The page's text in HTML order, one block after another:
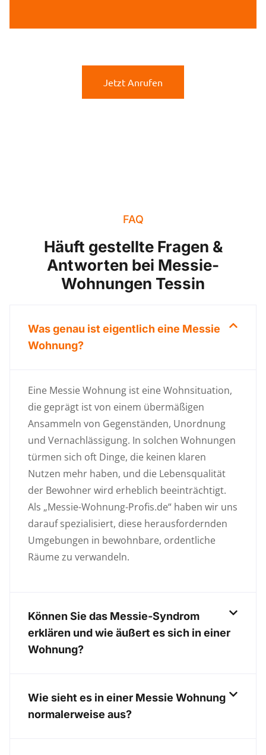
Jetzt Anrufen
FAQ
Häuft gestellte Fragen &
Antworten bei Messie-
Wohnungen Tessin
Was genau ist eigentlich eine Messie
Wohnung?
Eine Messie Wohnung ist eine Wohnsituation,
die geprägt ist von einem übermäßigen
Ansammeln von Gegenständen, Unordnung
und Vernachlässigung. In solchen Wohnungen
türmen sich oft Dinge, die keinen klaren
Nutzen mehr haben, und die Lebensqualität
der Bewohner wird erheblich beeinträchtigt.
Als „Messie-Wohnung-Profis.de“ haben wir uns
darauf spezialisiert, diese herausfordernden
Umgebungen in bewohnbare, ordentliche
Räume zu verwandeln.
Können Sie das Messie-Syndrom
erklären und wie äußert es sich in einer
Wohnung?
Wie sieht es in einer Messie Wohnung
normalerweise aus?